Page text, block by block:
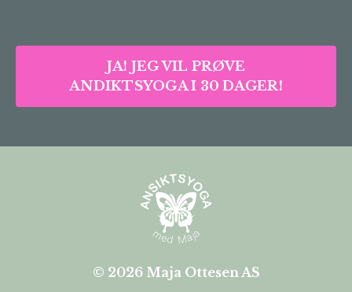
JA! JEG VIL PRØVE
ANDIKTSYOGA I 30 DAGER!
© 2026 Maja Ottesen AS